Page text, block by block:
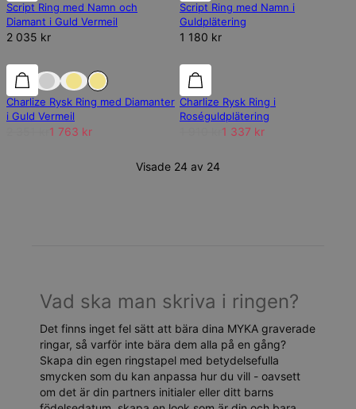
Script Ring med Namn och
Diamant i Guld Vermeil
2 035 kr
Script Ring med Namn i
Guldplätering
1 180 kr
25% rabatt 25% rabatt
Charlize Rysk Ring med Diamanter
i Guld Vermeil
1 763 kr
30% rabatt
Charlize Rysk Ring i
Roséguldplätering
1 337 kr
Visade 24 av 24
Vad ska man skriva i ringen?
Det finns inget fel sätt att bära dina MYKA graverade
ringar, så varför inte bära dem alla på en gång?
Skapa din egen ringstapel med betydelsefulla
smycken som du kan anpassa hur du vill - oavsett
om det är din partners initialer eller ditt barns